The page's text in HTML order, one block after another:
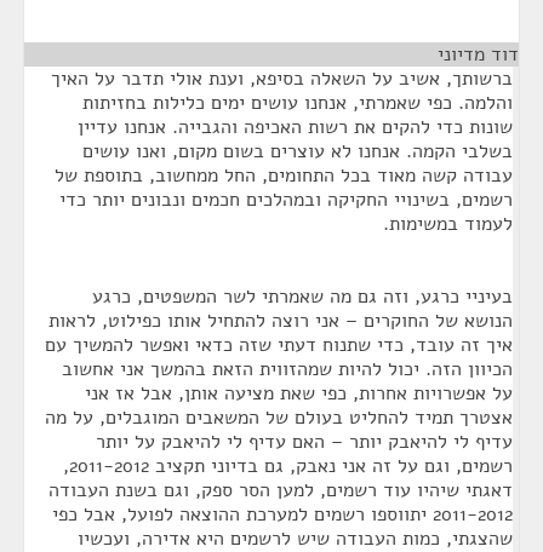
דוד מדיוני
ברשותך, אשיב על השאלה בסיפא, וענת אולי תדבר על האיך
והלמה. כפי שאמרתי, אנחנו עושים ימים כלילות בחזיתות
שונות כדי להקים את רשות האכיפה והגבייה. אנחנו עדיין
בשלבי הקמה. אנחנו לא עוצרים בשום מקום, ואנו עושים
עבודה קשה מאוד בכל התחומים, החל ממחשוב, בתוספת של
רשמים, בשינויי החקיקה ובמהלכים חכמים ונבונים יותר כדי
לעמוד במשימות.
בעיניי כרגע, וזה גם מה שאמרתי לשר המשפטים, כרגע
הנושא של החוקרים – אני רוצה להתחיל אותו כפילוט, לראות
איך זה עובד, כדי שתנוח דעתי שזה כדאי ואפשר להמשיך עם
הכיוון הזה. יכול להיות שמהזווית הזאת בהמשך אני אחשוב
על אפשרויות אחרות, כפי שאת מציעה אותן, אבל אז אני
אצטרך תמיד להחליט בעולם של המשאבים המוגבלים, על מה
עדיף לי להיאבק יותר – האם עדיף לי להיאבק על יותר
רשמים, וגם על זה אני נאבק, גם בדיוני תקציב 2011-2012,
דאגתי שיהיו עוד רשמים, למען הסר ספק, וגם בשנת העבודה
2011-2012 יתווספו רשמים למערכת ההוצאה לפועל, אבל כפי
שהצגתי, כמות העבודה שיש לרשמים היא אדירה, ועכשיו